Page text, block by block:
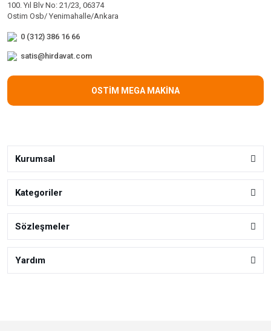
100. Yıl Blv No: 21/23, 06374
Ostim Osb/ Yenimahalle/Ankara
0 (312) 386 16 66
satis@hirdavat.com
OSTİM MEGA MAKİNA
Kurumsal
Kategoriler
Sözleşmeler
Yardım